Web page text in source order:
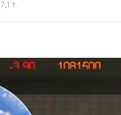
7,1 т.